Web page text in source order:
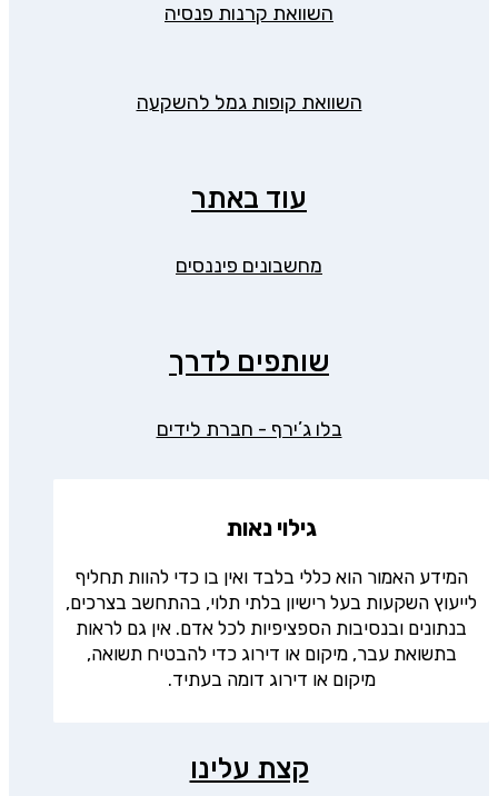
השוואת קרנות פנסיה
השוואת קופות גמל להשקעה
עוד באתר
מחשבונים פיננסים
שותפים לדרך
בלו ג’ירף - חברת לידים
גילוי נאות
המידע האמור הוא כללי בלבד ואין בו כדי להוות תחליף
לייעוץ השקעות בעל רישיון בלתי תלוי, בהתחשב בצרכים,
בנתונים ובנסיבות הספציפיות לכל אדם. אין גם לראות
בתשואת עבר, מיקום או דירוג כדי להבטיח תשואה,
מיקום או דירוג דומה בעתיד.
קצת עלינו